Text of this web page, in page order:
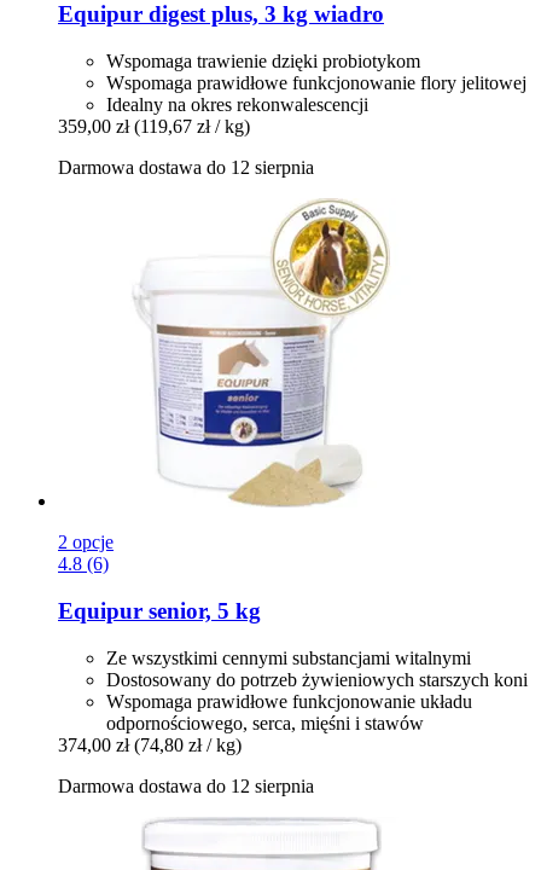
Equipur digest plus, 3 kg wiadro
Wspomaga trawienie dzięki probiotykom
Wspomaga prawidłowe funkcjonowanie flory jelitowej
Idealny na okres rekonwalescencji
359,00 zł (119,67 zł / kg)
Darmowa dostawa do 12 sierpnia
2 opcje
4.8 (6)
Equipur senior, 5 kg
Ze wszystkimi cennymi substancjami witalnymi
Dostosowany do potrzeb żywieniowych starszych koni
Wspomaga prawidłowe funkcjonowanie układu
odpornościowego, serca, mięśni i stawów
374,00 zł (74,80 zł / kg)
Darmowa dostawa do 12 sierpnia